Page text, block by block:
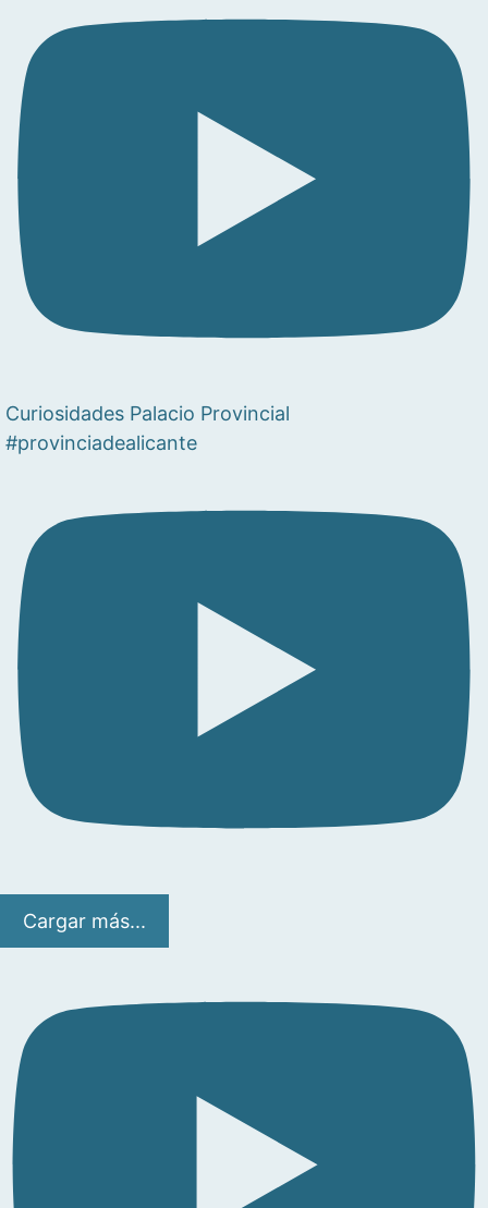
Curiosidades Palacio Provincial
#provinciadealicante
Cargar más...